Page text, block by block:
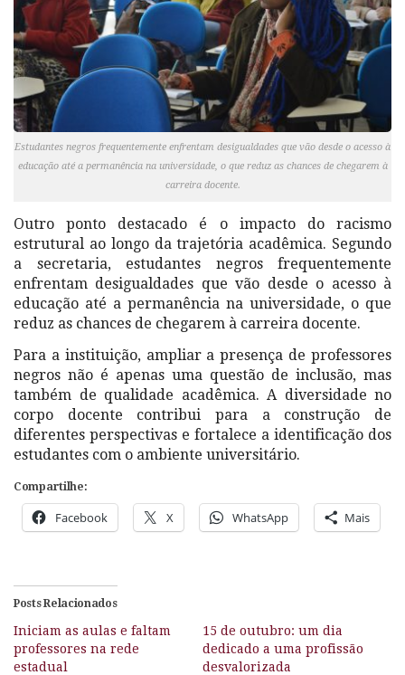
Estudantes negros frequentemente enfrentam desigualdades que vão desde o acesso à
educação até a permanência na universidade, o que reduz as chances de chegarem à
carreira docente.
Outro ponto destacado é o impacto do racismo
estrutural ao longo da trajetória acadêmica. Segundo
a secretaria, estudantes negros frequentemente
enfrentam desigualdades que vão desde o acesso à
educação até a permanência na universidade, o que
reduz as chances de chegarem à carreira docente.
Para a instituição, ampliar a presença de professores
negros não é apenas uma questão de inclusão, mas
também de qualidade acadêmica. A diversidade no
corpo docente contribui para a construção de
diferentes perspectivas e fortalece a identificação dos
estudantes com o ambiente universitário.
Compartilhe:
Facebook X WhatsApp Mais
Posts Relacionados
Iniciam as aulas e faltam
professores na rede
estadual
15 de outubro: um dia
dedicado a uma profissão
desvalorizada